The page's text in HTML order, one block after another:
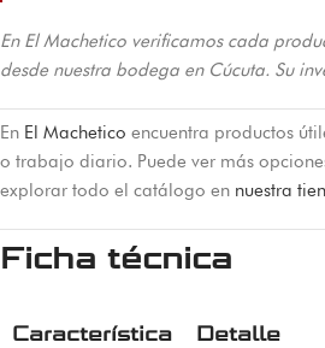
En El Machetico verificamos cada
desde nuestra bodega en Cúcuta. Su
En El Machetico encuentra productos
o trabajo diario. Puede ver más
explorar todo el catálogo en nuestra
Ficha técnica
Característica Detalle